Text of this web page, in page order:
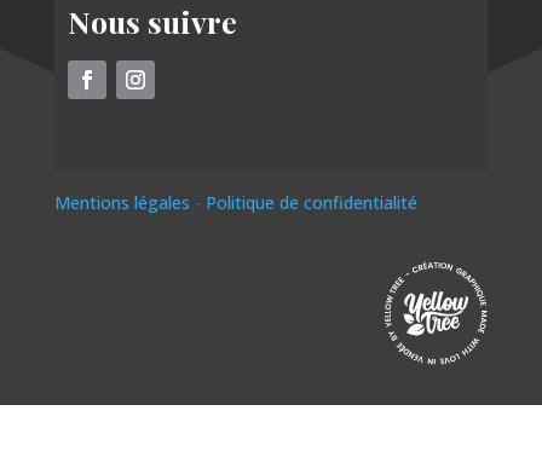
Nous suivre
Mentions légales - Politique de confidentialité